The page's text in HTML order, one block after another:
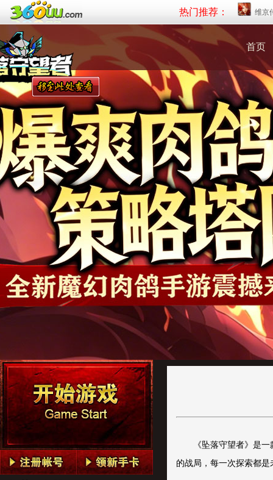
热门推荐： 维京
首页
《坠落守望者》是
的战局，每一次探索都